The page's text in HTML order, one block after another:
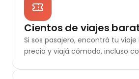
Cientos de viajes
Si sos pasajero, encontrá tu
precio y viajá cómodo, incluso